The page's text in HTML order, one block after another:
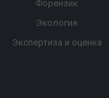
Форензик
Экология
Экспертиза и оценка